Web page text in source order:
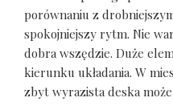
porównaniu z
spokojniejszy rytm. Nie
dobra wszędzie. Duże
kierunku układania. W
zbyt wyrazista deska